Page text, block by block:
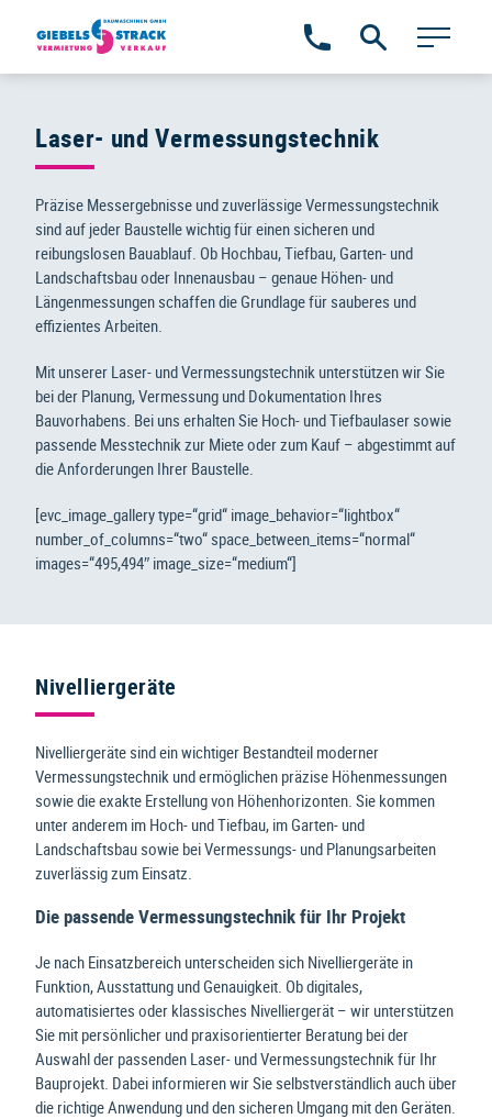
Laser- und Vermessungstechnik
Präzise Messergebnisse und zuverlässige Vermessungstechnik
sind auf jeder Baustelle wichtig für einen sicheren und
reibungslosen Bauablauf. Ob Hochbau, Tiefbau, Garten- und
Landschaftsbau oder Innenausbau – genaue Höhen- und
Längenmessungen schaffen die Grundlage für sauberes und
effizientes Arbeiten.
Mit unserer Laser- und Vermessungstechnik unterstützen wir Sie
bei der Planung, Vermessung und Dokumentation Ihres
Bauvorhabens. Bei uns erhalten Sie Hoch- und Tiefbaulaser sowie
passende Messtechnik zur Miete oder zum Kauf – abgestimmt auf
die Anforderungen Ihrer Baustelle.
[evc_image_gallery type=“grid“ image_behavior=“lightbox“
number_of_columns=“two“ space_between_items=“normal“
images=“495,494″ image_size=“medium“]
Nivelliergeräte
Nivelliergeräte sind ein wichtiger Bestandteil moderner
Vermessungstechnik und ermöglichen präzise Höhenmessungen
sowie die exakte Erstellung von Höhenhorizonten. Sie kommen
unter anderem im Hoch- und Tiefbau, im Garten- und
Landschaftsbau sowie bei Vermessungs- und Planungsarbeiten
zuverlässig zum Einsatz.
Die passende Vermessungstechnik für Ihr Projekt
Je nach Einsatzbereich unterscheiden sich Nivelliergeräte in
Funktion, Ausstattung und Genauigkeit. Ob digitales,
automatisiertes oder klassisches Nivelliergerät – wir unterstützen
Sie mit persönlicher und praxisorientierter Beratung bei der
Auswahl der passenden Laser- und Vermessungstechnik für Ihr
Bauprojekt. Dabei informieren wir Sie selbstverständlich auch über
die richtige Anwendung und den sicheren Umgang mit den Geräten.